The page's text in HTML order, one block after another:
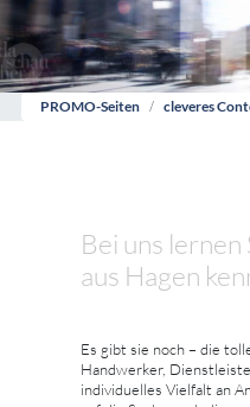
PROMO-Seiten cleveres
Bei uns
aus Hagen
Es gibt sie noch – die
Handwerker,
individuelles Vielfalt an